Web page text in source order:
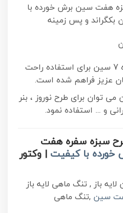
هفت سین برش خورده با
بکگراند و پس زمینه
فایل سبزه لایه باز سفره 7 سین برای استفاده راحت
توان برای طرح نوروز ، بنر
و … استفاده نمود.
| طرح سبزه سفره هفت
با کیفیت | وکتور
باز , تنگ ماهی لایه باز
سین ,تنگ ماهی